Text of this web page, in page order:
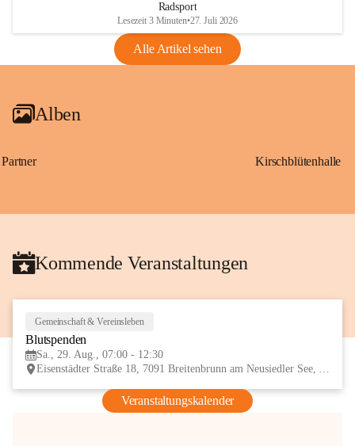
VBl. EU Nr. 18_2026
Radsport
Lesezeit 3 Minuten•27. Juli 2026
Alle Artikel sehen
Alben
Partner Kirschblütenhalle
Kommende Veranstaltungen
Gemeinschaft & Vereinsleben
Blutspenden
Sa., 29. Aug., 07:00 - 12:30
Eisenstädter Straße 18, 7091 Breitenbrunn am Neusiedler See, AUT
Veranstaltungskalender